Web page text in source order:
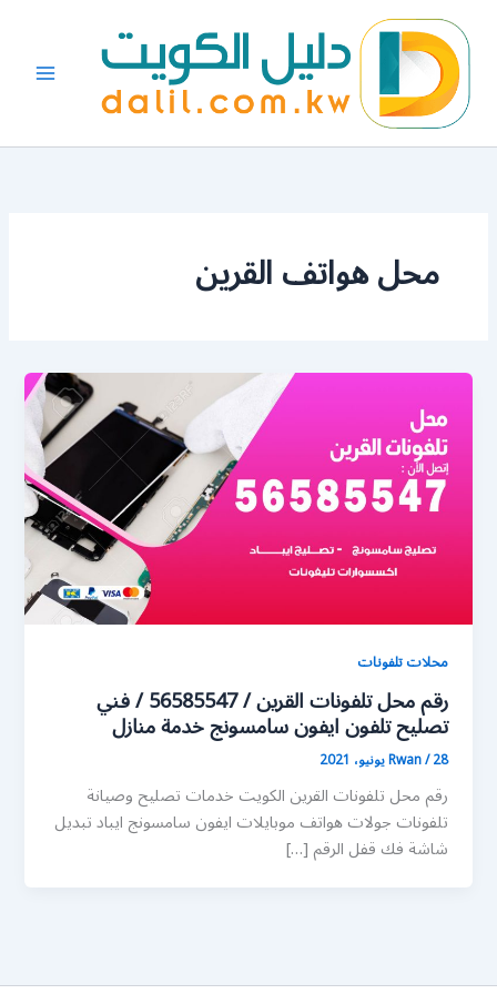
المحتوى
محل هواتف القرين
محلات تلفونات
رقم محل تلفونات القرين / 56585547 / فني
تصليح تلفون ايفون سامسونج خدمة منازل
Rwan/28 يونيو، 2021
رقم محل تلفونات القرين الكويت خدمات تصليح وصيانة
تلفونات جولات هواتف موبايلات ايفون سامسونج ايباد تبديل
شاشة فك قفل الرقم […]